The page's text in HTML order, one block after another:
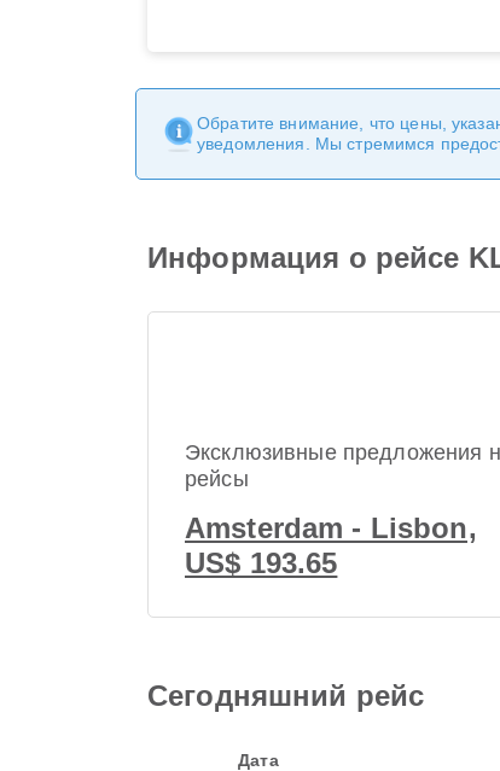
Обратите внимание, что цены,
уведомления. Мы стремимся
Информация о рейсе
Эксклюзивные предложения
рейсы
Amsterdam - Lisbon,
US$ 193.65
Сегодняшний рейс
Дата